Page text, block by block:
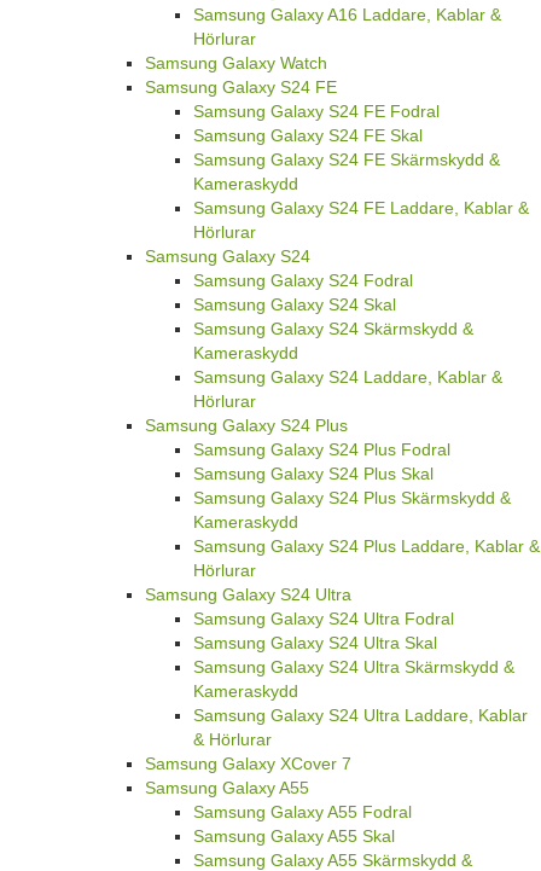
Samsung Galaxy A16 Laddare, Kablar &
Hörlurar
Samsung Galaxy Watch
Samsung Galaxy S24 FE
Samsung Galaxy S24 FE Fodral
Samsung Galaxy S24 FE Skal
Samsung Galaxy S24 FE Skärmskydd &
Kameraskydd
Samsung Galaxy S24 FE Laddare, Kablar &
Hörlurar
Samsung Galaxy S24
Samsung Galaxy S24 Fodral
Samsung Galaxy S24 Skal
Samsung Galaxy S24 Skärmskydd &
Kameraskydd
Samsung Galaxy S24 Laddare, Kablar &
Hörlurar
Samsung Galaxy S24 Plus
Samsung Galaxy S24 Plus Fodral
Samsung Galaxy S24 Plus Skal
Samsung Galaxy S24 Plus Skärmskydd &
Kameraskydd
Samsung Galaxy S24 Plus Laddare, Kablar &
Hörlurar
Samsung Galaxy S24 Ultra
Samsung Galaxy S24 Ultra Fodral
Samsung Galaxy S24 Ultra Skal
Samsung Galaxy S24 Ultra Skärmskydd &
Kameraskydd
Samsung Galaxy S24 Ultra Laddare, Kablar
& Hörlurar
Samsung Galaxy XCover 7
Samsung Galaxy A55
Samsung Galaxy A55 Fodral
Samsung Galaxy A55 Skal
Samsung Galaxy A55 Skärmskydd &